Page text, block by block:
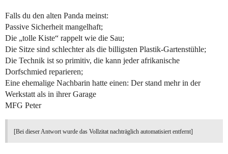
Falls du den alten Panda meinst:
Passive Sicherheit mangelhaft;
Die „tolle Kiste“ rappelt wie die Sau;
Die Sitze sind schlechter als die billigsten Plastik-Gartenstühle;
Die Technik ist so primitiv, die kann jeder afrikanische
Dorfschmied reparieren;
Eine ehemalige Nachbarin hatte einen: Der stand mehr in der
Werkstatt als in ihrer Garage
MFG Peter
[Bei dieser Antwort wurde das Vollzitat nachträglich automatisiert entfernt]